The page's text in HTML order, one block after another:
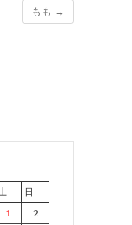
もも →
日
1
2